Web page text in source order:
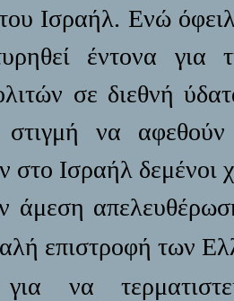
Ισραήλ. Ενώ
έντονα για
σε διεθνή
να αφεθούν
στο Ισραήλ δεμένοι
άμεση
επιστροφή των
για να